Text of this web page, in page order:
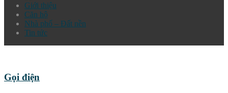
Giới thiệu
Căn hộ
Nhà phố – Đất nền
Tin tức
Gọi điện